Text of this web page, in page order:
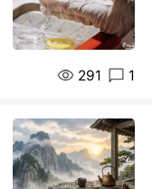
291 1